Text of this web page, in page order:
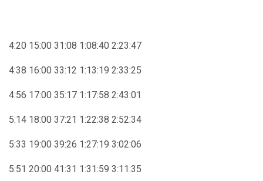
4:20 15:00 31:08 1:08:40 2:23:47
4:38 16:00 33:12 1:13:19 2:33:25
4:56 17:00 35:17 1:17:58 2:43:01
5:14 18:00 37:21 1:22:38 2:52:34
5:33 19:00 39:26 1:27:19 3:02:06
5:51 20:00 41:31 1:31:59 3:11:35